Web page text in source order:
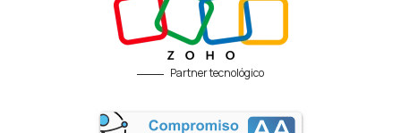
Partner tecnológico